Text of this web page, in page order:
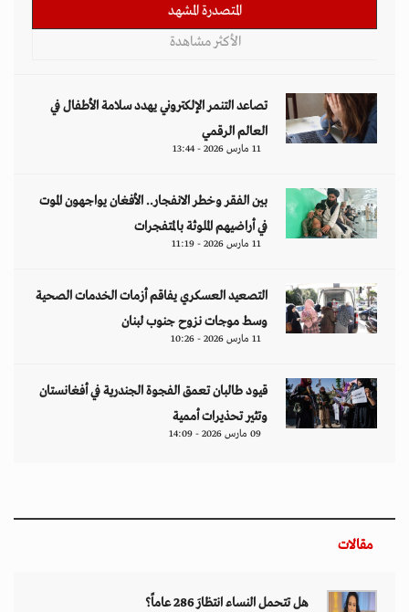
المتصدرة المشهد
الأكثر مشاهدة
تصاعد التنمر الإلكتروني يهدد سلامة الأطفال في
العالم الرقمي
11 مارس 2026 - 13:44
بين الفقر وخطر الانفجار.. الأفغان يواجهون الموت
في أراضيهم الملوثة بالمتفجرات
11 مارس 2026 - 11:19
التصعيد العسكري يفاقم أزمات الخدمات الصحية
وسط موجات نزوح جنوب لبنان
11 مارس 2026 - 10:26
قيود طالبان تعمق الفجوة الجندرية في أفغانستان
وتثير تحذيرات أممية
09 مارس 2026 - 14:09
مقالات
هل تتحمل النساء انتظارَ 286 عاماً؟